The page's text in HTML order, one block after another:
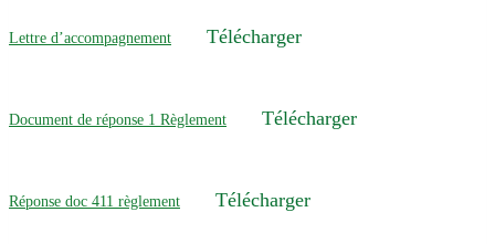
Lettre d’accompagnement Télécharger
Document de réponse 1 Règlement Télécharger
Réponse doc 411 règlement Télécharger